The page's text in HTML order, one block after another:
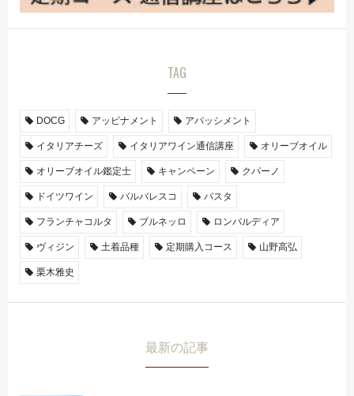
TAG
DOCG アッビナメント アパッシメント
イタリアチーズ イタリアワイン通信講座 オリーブオイル
オリーブオイル鑑定士 キャンペーン クパーノ
ドイツワイン バルバレスコ パスタ
フランチャコルタ ブルネッロ ロンバルディア
ヴィジン 土着品種 定期購入コース 山野高弘
栗木雅史
最新の記事